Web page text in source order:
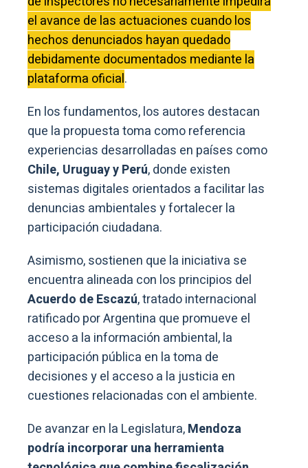
el avance de las actuaciones cuando los
hechos denunciados hayan quedado
debidamente documentados mediante la
plataforma oficial.
En los fundamentos, los autores destacan
que la propuesta toma como referencia
experiencias desarrolladas en países como
Chile, Uruguay y Perú, donde existen
sistemas digitales orientados a facilitar las
denuncias ambientales y fortalecer la
participación ciudadana.
Asimismo, sostienen que la iniciativa se
encuentra alineada con los principios del
Acuerdo de Escazú, tratado internacional
ratificado por Argentina que promueve el
acceso a la información ambiental, la
participación pública en la toma de
decisiones y el acceso a la justicia en
cuestiones relacionadas con el ambiente.
De avanzar en la Legislatura,Mendoza
podría incorporar una herramienta